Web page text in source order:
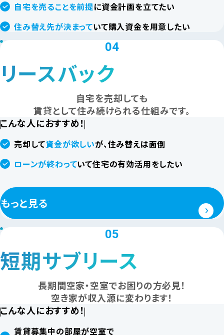
自宅を売ることを前提に資金計画を立てたい
住み替え先が決まっていて購入資金を用意したい
04
リースバック
自宅を売却しても
賃貸として住み続けられる仕組みです。
こんな人におすすめ！
売却して資金が欲しいが、住み替えは面倒
ローンが終わっていて住宅の有効活用をしたい
もっと見る
05
短期サブリース
長期間空家・空室でお困りの方必見！
空き家が収入源に変わります！
こんな人におすすめ！
賃貸募集中の部屋が空室で